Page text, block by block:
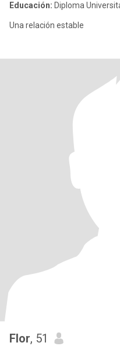
Educación: Diploma
Una relación estable
Flor, 51